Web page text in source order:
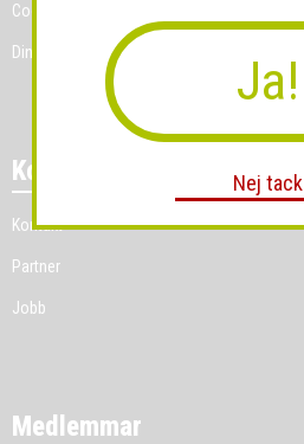
Cookies
Dina Cookie-prefenser
Kontakt
Kontakt
Partner
Jobb
Medlemmar
Ja!
Nej tack